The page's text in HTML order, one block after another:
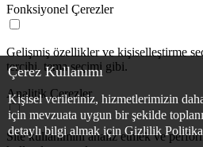
Çerez Kullanımı
Kişisel verileriniz, hizmetlerimizin
için mevzuata uygun bir şekilde
detaylı bilgi almak için Gizlilik
Fonksiyonel Çerezler
Gelişmiş özellikler ve kişiselleştirme
tercihi, tema seçimi gibi.
Analitik Çerezler
Site kullanımını analiz etmek ve